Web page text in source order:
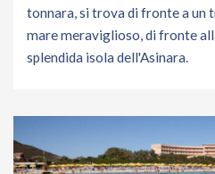
tonnara, si trova di fronte a un
mare meraviglioso, di fronte
splendida isola dell'Asinara.